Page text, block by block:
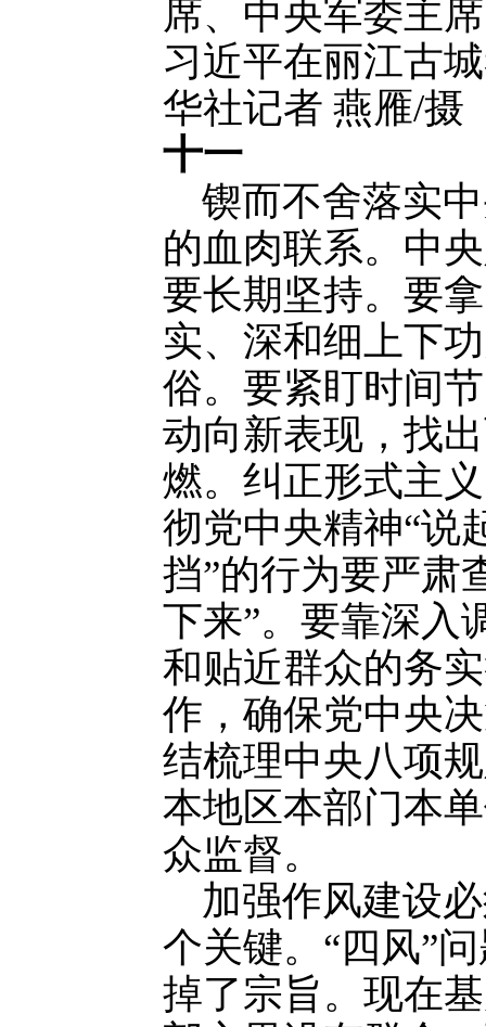
席、中央军委主
习近平在丽江古
华社记者 燕雁/摄
十一
锲而不舍落实
的血肉联系。中
要长期坚持。要
实、深和细上下
俗。要紧盯时间
动向新表现，找
燃。纠正形式主
彻党中央精神“说
挡”的行为要严肃
下来”。要靠深入
和贴近群众的务
作，确保党中央
结梳理中央八项
本地区本部门本
众监督。
加强作风建设
个关键。“四风”
掉了宗旨。现在